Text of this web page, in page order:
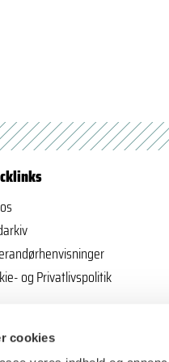
cookies
og Privatlivspolitik